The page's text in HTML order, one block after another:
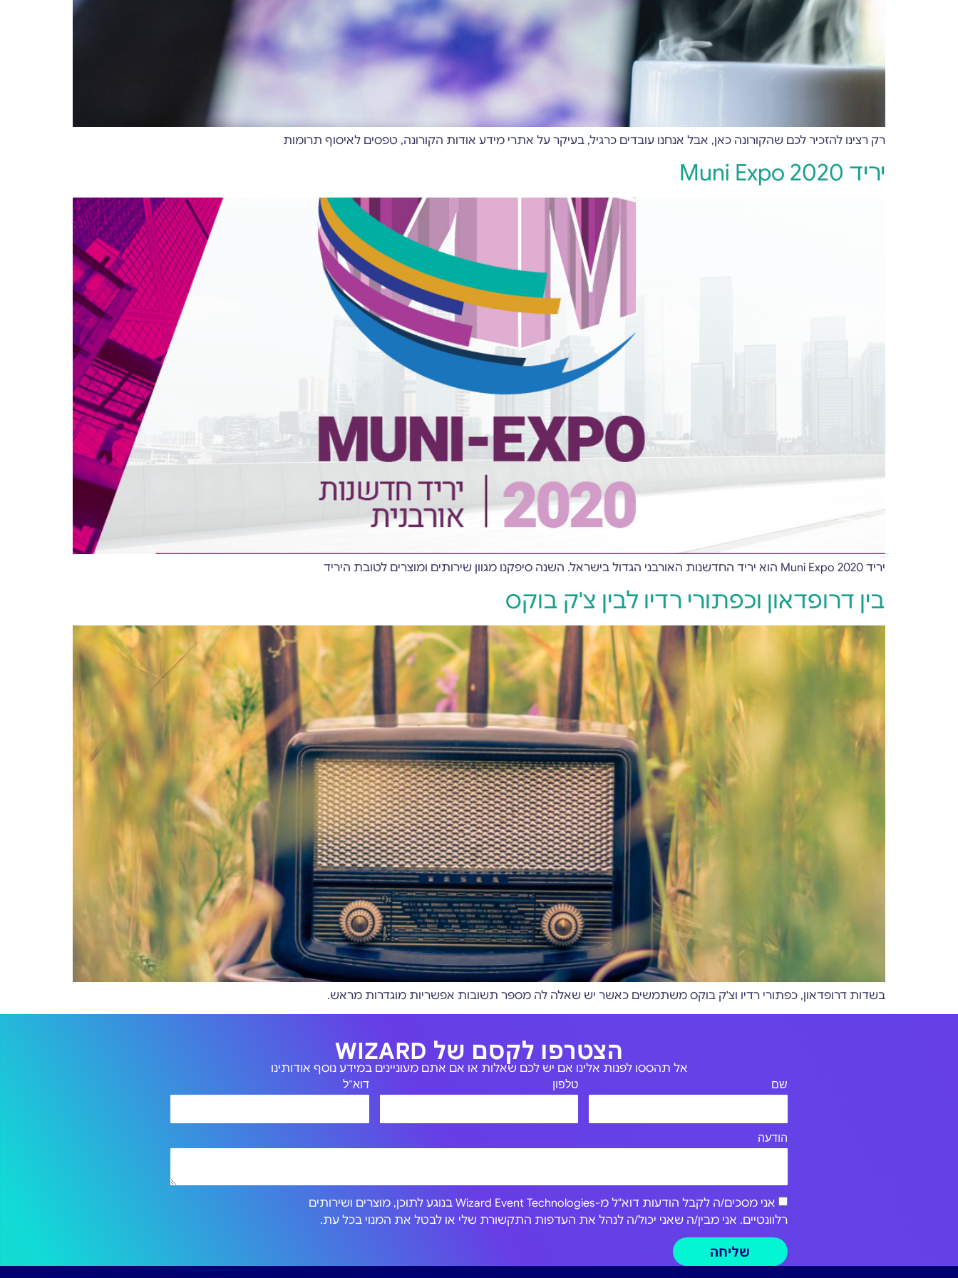
רק רצינו להזכיר לכם שהקורונה כאן, אבל אנחנו עובדים כרגיל, בעיקר על אתרי מידע אודות הקורונה, טפסים לאיסוף תרומות
יריד Muni Expo 2020
יריד Muni Expo 2020 הוא יריד החדשנות האורבני הגדול בישראל. השנה סיפקנו מגוון שירותים ומוצרים לטובת היריד
בין דרופדאון וכפתורי רדיו לבין צ'ק בוקס
בשדות דרופדאון, כפתורי רדיו וצ'ק בוקס משתמשים כאשר יש שאלה לה מספר תשובות אפשריות מוגדרות מראש.
הצטרפו לקסם של WIZARD
אל תהססו לפנות אלינו אם יש לכם שאלות או אם אתם מעוניינים במידע נוסף אודותינו
שם
טלפון דוא"ל
הודעה
אני מסכים/ה לקבל הודעות דוא"ל מ-Wizard Event Technologies בנוגע לתוכן, מוצרים ושירותים
רלוונטיים. אני מבין/ה שאני יכול/ה לנהל את העדפות התקשורת שלי או לבטל את המנוי בכל עת.
שליחה